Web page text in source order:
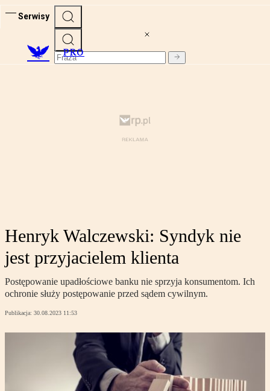
Serwisy
PRO
Henryk Walczewski: Syndyk nie
jest przyjacielem klienta
Postępowanie upadłościowe banku nie sprzyja konsumentom. Ich
ochronie służy postępowanie przed sądem cywilnym.
Publikacja: 30.08.2023 11:53